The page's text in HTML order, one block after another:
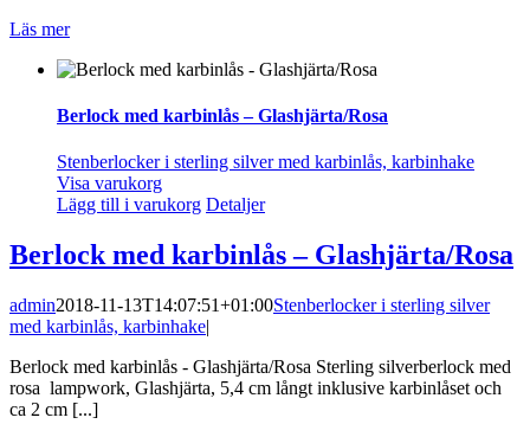
Läs mer
Berlock med karbinlås – Glashjärta/Rosa
Stenberlocker i sterling silver med karbinlås, karbinhake
Visa varukorg
Lägg till i varukorg Detaljer
Berlock med karbinlås – Glashjärta/Rosa
admin2018-11-13T14:07:51+01:00Stenberlocker i sterling silver
med karbinlås, karbinhake|
Berlock med karbinlås - Glashjärta/Rosa Sterling silverberlock med
rosa lampwork, Glashjärta, 5,4 cm långt inklusive karbinlåset och
ca 2 cm [...]